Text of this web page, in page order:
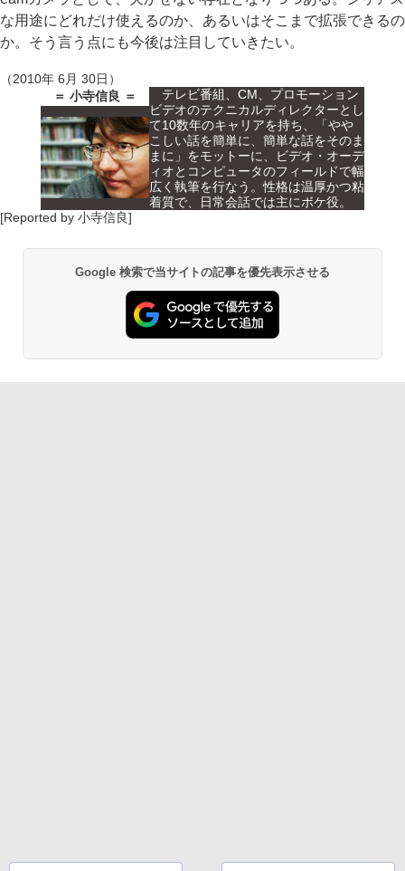
な用途にどれだけ使えるのか、あるいはそこまで拡張できるの
か。そう言う点にも今後は注目していきたい。
（2010年 6月 30日）
＝ 小寺信良 ＝
テレビ番組、CM、プロモーション
ビデオのテクニカルディレクターとし
て10数年のキャリアを持ち、「やや
こしい話を簡単に、簡単な話をそのま
まに」をモットーに、ビデオ・オーデ
ィオとコンピュータのフィールドで幅
広く執筆を行なう。性格は温厚かつ粘
着質で、日常会話では主にボケ役。
[Reported by 小寺信良]
Google 検索で当サイトの記事を優先表示させる